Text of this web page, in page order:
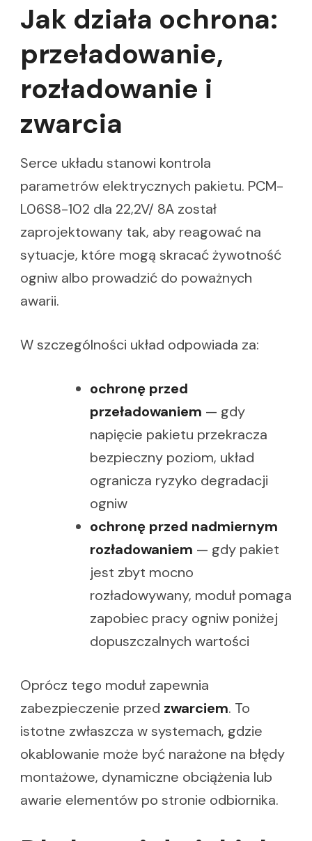
Jak działa ochrona:
przeładowanie,
rozładowanie i
zwarcia
Serce układu stanowi kontrola
parametrów elektrycznych pakietu. PCM-
L06S8-102 dla 22,2V/ 8A został
zaprojektowany tak, aby reagować na
sytuacje, które mogą skracać żywotność
ogniw albo prowadzić do poważnych
awarii.
W szczególności układ odpowiada za:
ochronę przed
przeładowaniem — gdy
napięcie pakietu przekracza
bezpieczny poziom, układ
ogranicza ryzyko degradacji
ogniw
ochronę przed nadmiernym
rozładowaniem — gdy pakiet
jest zbyt mocno
rozładowywany, moduł pomaga
zapobiec pracy ogniw poniżej
dopuszczalnych wartości
Oprócz tego moduł zapewnia
zabezpieczenie przed zwarciem. To
istotne zwłaszcza w systemach, gdzie
okablowanie może być narażone na błędy
montażowe, dynamiczne obciążenia lub
awarie elementów po stronie odbiornika.